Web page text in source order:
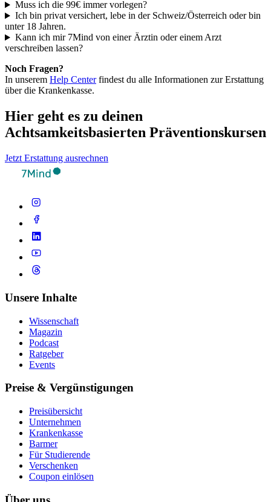
Muss ich die 99€ immer vorlegen?
Ich bin privat versichert, lebe in der Schweiz/Österreich oder bin
unter 18 Jahren.
Kann ich mir 7Mind von einer Ärztin oder einem Arzt
verschreiben lassen?
Noch Fragen?
In unserem Help Centerfindest du alle Informationen zur Erstattung
über die Krankenkasse.
Hier geht es zu deinen
Achtsamkeitsbasierten Präventionskursen
Jetzt Erstattung ausrechnen
Unsere Inhalte
Wissenschaft
Magazin
Podcast
Ratgeber
Events
Preise & Vergünstigungen
Preisübersicht
Unternehmen
Krankenkasse
Barmer
Für Studierende
Ver­schen­ken
Coupon einlösen